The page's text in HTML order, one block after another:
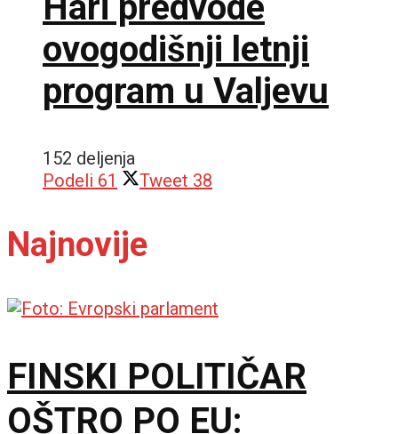
ovogodišnji letnji
program u Valjevu
152 deljenja
Podeli 61 Tweet 38
Najnovije
FINSKI POLITIČAR
OŠTRO PO EU: